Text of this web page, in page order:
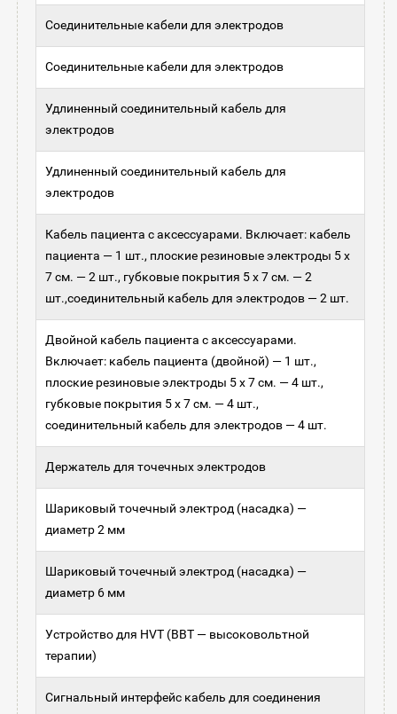
Соединительные кабели для электродов
Соединительные кабели для электродов
Удлиненный соединительный кабель для
электродов
Удлиненный соединительный кабель для
электродов
Кабель пациента с аксессуарами. Включает: кабель
пациента — 1 шт., плоские резиновые электроды 5 х
7 см. — 2 шт., губковые покрытия 5 x 7 см. — 2
шт.,соединительный кабель для электродов — 2 шт.
Двойной кабель пациента с аксессуарами.
Включает: кабель пациента (двойной) — 1 шт.,
плоские резиновые электроды 5 х 7 см. — 4 шт.,
губковые покрытия 5 x 7 см. — 4 шт.,
соединительный кабель для электродов — 4 шт.
Держатель для точечных электродов
Шариковый точечный электрод (насадка) —
диаметр 2 мм
Шариковый точечный электрод (насадка) —
диаметр 6 мм
Устройство для HVT (ВВТ — высоковольтной
терапии)
Сигнальный интерфейс кабель для соединения